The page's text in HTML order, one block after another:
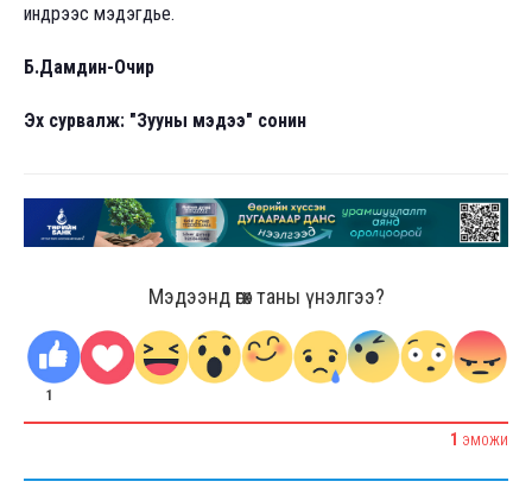
индрээс мэдэгдье.
Б.Дамдин-Очир
Эх сурвалж: "Зууны мэдээ" сонин
Мэдээнд өгөх таны үнэлгээ?
1
1 ЭМОЖИ